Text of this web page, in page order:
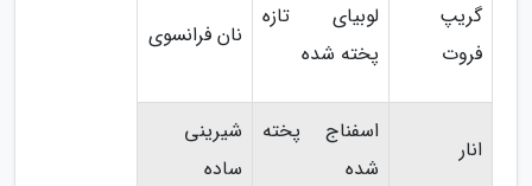
گریپ
فروت
لوبیای تازه
پخته شده
نان فرانسوی
انار
اسفناج پخته
شده
شیرینی
ساده